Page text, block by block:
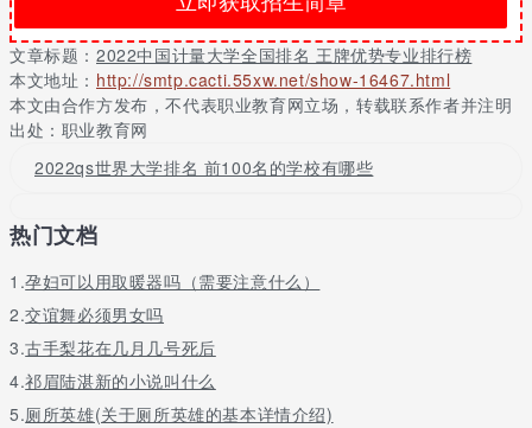
1
仪器科学
与技术
23
2
光学工程
24
3
电子科学
与技术
控制科学
48
5
信工程
7
生物学
8
与工程
68
管理科学
与工程
文章标题： 2022中国计量大学全国排名 王牌优势专业排行榜
本文地址： http://smtp.cacti.55xw.net/show-16467.html
本文由合作方发布，不代表职业教育网立场，转载联系作者并注明
出处：职业教育网
2022qs世界大学排名 前100名的学校有哪些
热门文档
1.孕妇可以用取暖器吗（需要注意什么）
2.交谊舞必须男女吗
3.古手梨花在几月几号死后
4.祁眉陆湛新的小说叫什么
5.厕所英雄(关于厕所英雄的基本详情介绍)